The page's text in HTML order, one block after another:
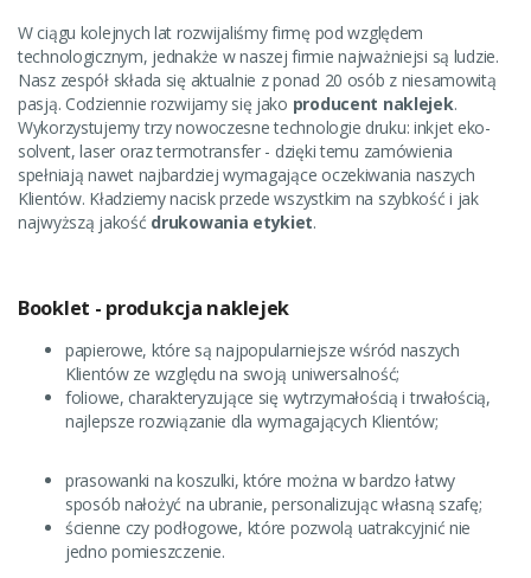
W ciągu kolejnych lat rozwijaliśmy firmę pod względem
technologicznym, jednakże w naszej firmie najważniejsi są ludzie.
Nasz zespół składa się aktualnie z ponad 20 osób z niesamowitą
pasją. Codziennie rozwijamy się jako producent naklejek.
Wykorzystujemy trzy nowoczesne technologie druku: inkjet eko-
solvent, laser oraz termotransfer - dzięki temu zamówienia
spełniają nawet najbardziej wymagające oczekiwania naszych
Klientów. Kładziemy nacisk przede wszystkim na szybkość i jak
najwyższą jakość drukowania etykiet.
Booklet - produkcja naklejek
papierowe, które są najpopularniejsze wśród naszych
Klientów ze względu na swoją uniwersalność;
foliowe, charakteryzujące się wytrzymałością i trwałością,
najlepsze rozwiązanie dla wymagających Klientów;
prasowanki na koszulki, które można w bardzo łatwy
sposób nałożyć na ubranie, personalizując własną szafę;
ścienne czy podłogowe, które pozwolą uatrakcyjnić nie
jedno pomieszczenie.